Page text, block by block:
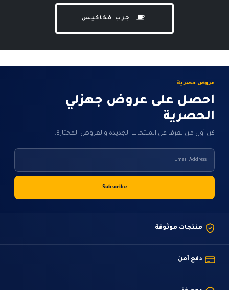
جرب فكاكيس
عروض حصرية
احصل على عروض جهزلي
الحصرية
كن أول من يعرف عن المنتجات الجديدة والعروض المختارة.
منتجات موثوقة
دفع آمن